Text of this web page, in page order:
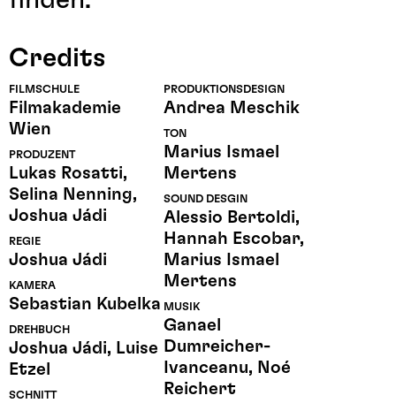
Credits
FILMSCHULE
Filmakademie
Wien
PRODUZENT
Lukas Rosatti,
Selina Nenning,
Joshua Jádi
REGIE
Joshua Jádi
KAMERA
Sebastian Kubelka
DREHBUCH
Joshua Jádi, Luise
Etzel
SCHNITT
PRODUKTIONSDESIGN
Andrea Meschik
TON
Marius Ismael
Mertens
SOUND DESGIN
Alessio Bertoldi,
Hannah Escobar,
Marius Ismael
Mertens
MUSIK
Ganael
Dumreicher-
Ivanceanu, Noé
Reichert